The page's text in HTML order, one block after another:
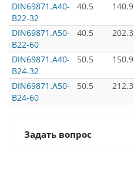
DIN69871.А40-
B22-32
40.5 140.9
DIN69871.А50-
B22-60
40.5 202.3
DIN69871.А40-
B24-32
50.5 150.9
DIN69871.А50-
B24-60
50.5 212.3
Задать вопрос